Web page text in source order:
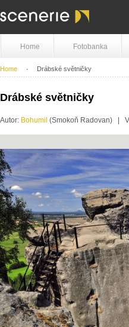
Home Fotobanka
Home Drábské světničky
Drábské světničky
Autor: Bohumil (Smokoň Radovan) |